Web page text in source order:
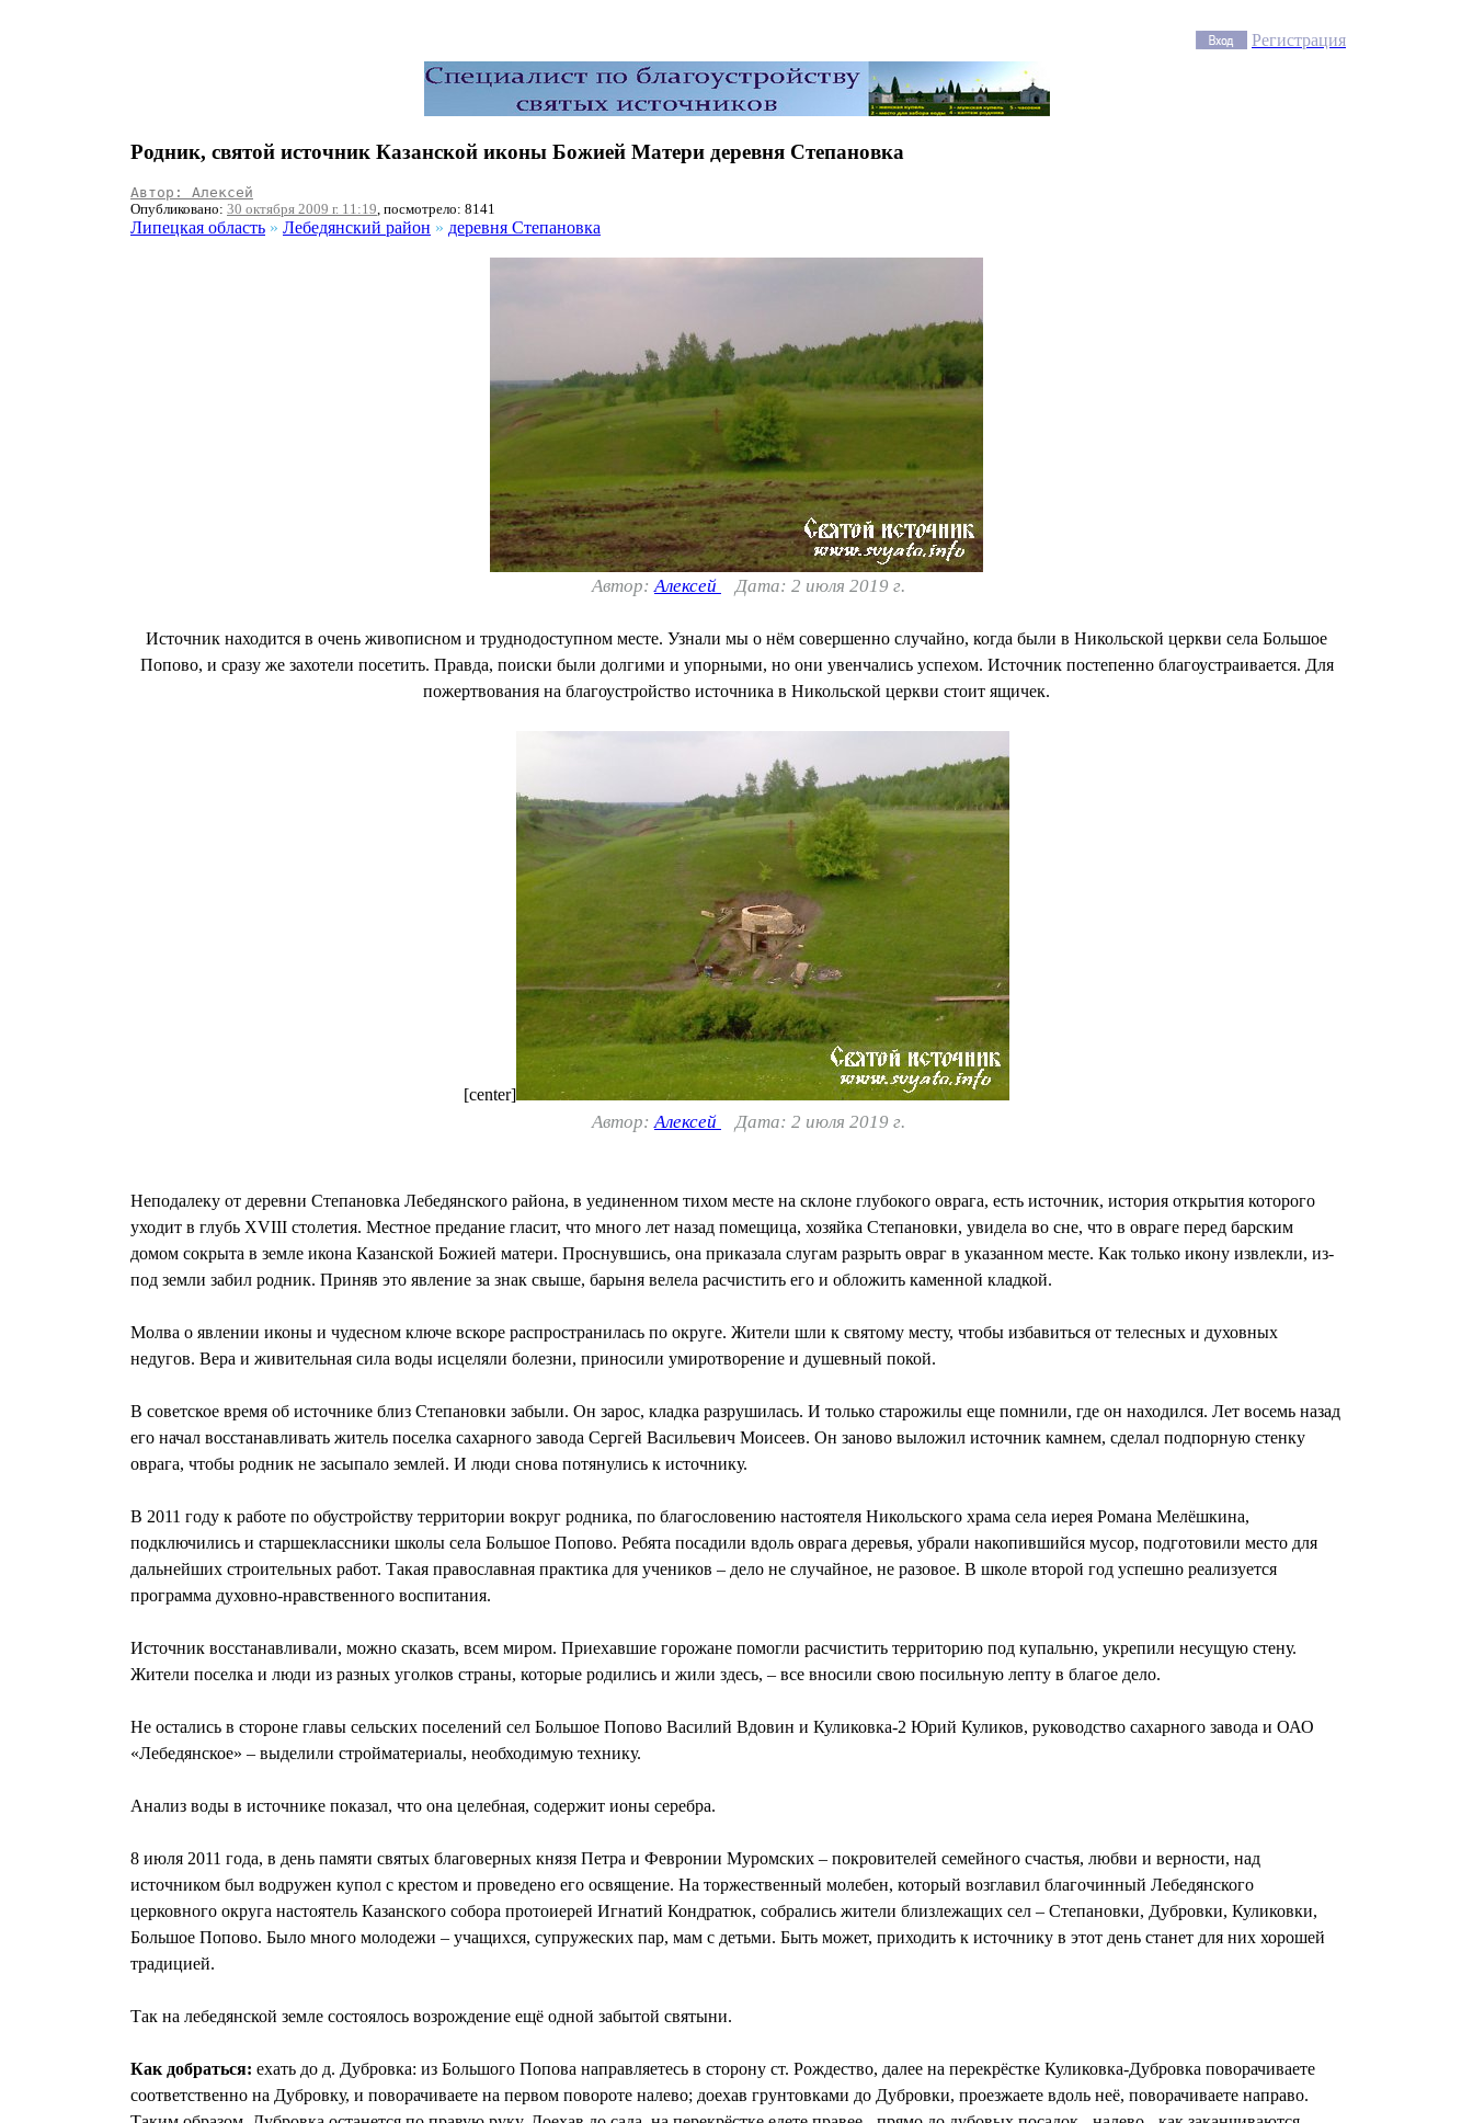
Регистрация
Родник, святой источник Казанской иконы Божией Матери деревня Степановка
Автор: Алексей
Опубликовано: 30 октября 2009 г. 11:19, посмотрело: 8141
Липецкая область » Лебедянский район » деревня Степановка
Автор:Алексей Дата: 2 июля 2019 г.
Источник находится в очень живописном и труднодоступном месте. Узнали мы о нём совершенно случайно, когда были в Никольской церкви села Большое
Попово, и сразу же захотели посетить. Правда, поиски были долгими и упорными, но они увенчались успехом. Источник постепенно благоустраивается. Для
пожертвования на благоустройство источника в Никольской церкви стоит ящичек.
[center]
Автор:Алексей Дата: 2 июля 2019 г.
Неподалеку от деревни Степановка Лебедянского района, в уединенном тихом месте на склоне глубокого оврага, есть источник, история открытия которого
уходит в глубь XVIII столетия. Местное предание гласит, что много лет назад помещица, хозяйка Степановки, увидела во сне, что в овраге перед барским
домом сокрыта в земле икона Казанской Божией матери. Проснувшись, она приказала слугам разрыть овраг в указанном месте. Как только икону извлекли, из-
под земли забил родник. Приняв это явление за знак свыше, барыня велела расчистить его и обложить каменной кладкой.
Молва о явлении иконы и чудесном ключе вскоре распространилась по округе. Жители шли к святому месту, чтобы избавиться от телесных и духовных
недугов. Вера и живительная сила воды исцеляли болезни, приносили умиротворение и душевный покой.
В советское время об источнике близ Степановки забыли. Он зарос, кладка разрушилась. И только старожилы еще помнили, где он находился. Лет восемь назад
его начал восстанавливать житель поселка сахарного завода Сергей Васильевич Моисеев. Он заново выложил источник камнем, сделал подпорную стенку
оврага, чтобы родник не засыпало землей. И люди снова потянулись к источнику.
В 2011 году к работе по обустройству территории вокруг родника, по благословению настоятеля Никольского храма села иерея Романа Мелёшкина,
подключились и старшеклассники школы села Большое Попово. Ребята посадили вдоль оврага деревья, убрали накопившийся мусор, подготовили место для
дальнейших строительных работ. Такая православная практика для учеников – дело не случайное, не разовое. В школе второй год успешно реализуется
программа духовно-нравственного воспитания.
Источник восстанавливали, можно сказать, всем миром. При­ехавшие горожане помогли расчистить территорию под купальню, укрепили несущую стену.
Жители поселка и люди из разных уголков страны, которые родились и жили здесь, – все вносили свою посильную лепту в благое дело.
Не остались в стороне главы сельских поселений сел Большое Попово Василий Вдовин и Куликовка-2 Юрий Куликов, руководство сахарного завода и ОАО
«Лебедянское» – выделили стройматериалы, необходимую технику.
Анализ воды в источнике показал, что она целебная, содержит ионы серебра.
8 июля 2011 года, в день памяти святых благоверных князя Петра и Февронии Муромских – покровителей семейного счастья, любви и верности, над
источником был водружен купол с крестом и проведено его освящение. На торжественный молебен, который возглавил благочинный Лебедянского
церковного округа настоятель Казанского собора протоиерей Игнатий Кондратюк, собрались жители близлежащих сел – Степановки, Дубровки, Куликовки,
Большое Попово. Было много молодежи – учащихся, супружеских пар, мам с детьми. Быть может, приходить к источнику в этот день станет для них хорошей
традицией.
Так на лебедянской земле состоялось возрождение ещё одной забытой святыни.
Как добраться: ехать до д. Дубровка: из Большого Попова направляетесь в сторону ст. Рождество, далее на перекрёстке Куликовка-Дубровка поворачиваете
соответственно на Дубровку, и поворачиваете на первом повороте налево; доехав грунтовками до Дубровки, проезжаете вдоль неё, поворачиваете направо.